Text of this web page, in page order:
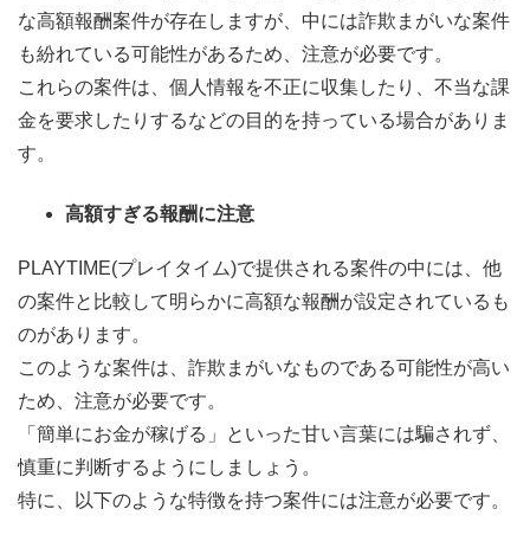
な高額報酬案件が存在しますが、中には詐欺まがいな案件
も紛れている可能性があるため、注意が必要です。
これらの案件は、個人情報を不正に収集したり、不当な課
金を要求したりするなどの目的を持っている場合がありま
す。
高額すぎる報酬に注意
PLAYTIME(プレイタイム)で提供される案件の中には、他
の案件と比較して明らかに高額な報酬が設定されているも
のがあります。
このような案件は、詐欺まがいなものである可能性が高い
ため、注意が必要です。
「簡単にお金が稼げる」といった甘い言葉には騙されず、
慎重に判断するようにしましょう。
特に、以下のような特徴を持つ案件には注意が必要です。